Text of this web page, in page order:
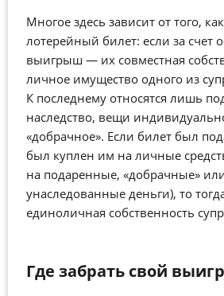
Многое здесь зависит от того,
лотерейный билет: если за счет
выигрыш — их совместная
личное имущество одного из
К последнему относятся лишь
наследство, вещи
«добрачное». Если билет был
был куплен им на личные
на подаренные, «добрачные»
унаследованные деньги), то
единоличная собственность
Где забрать свой